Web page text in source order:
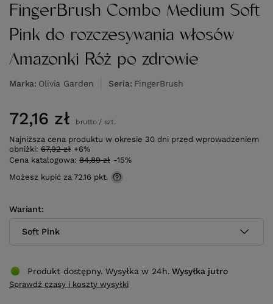
FingerBrush Combo Medium Soft
Pink do rozczesywania włosów
Amazonki Róż po zdrowie
Marka Olivia Garden Seria FingerBrush
Wariant
Soft Pink
72,16 zł brutto/ szt.
Najniższa cena produktu w okresie 30 dni przed wprowadzeniem
obniżki: 67,92 zł +6%
Cena katalogowa: 84,89 zł -15%
Możesz kupić za 72.16 pkt.
Produkt dostępny. Wysyłka w 24h. Wysyłka jutro
Sprawdź czasy i koszty wysyłki